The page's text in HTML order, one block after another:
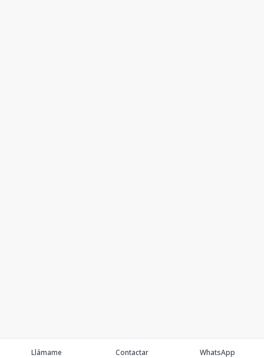
Llámame Contactar WhatsApp